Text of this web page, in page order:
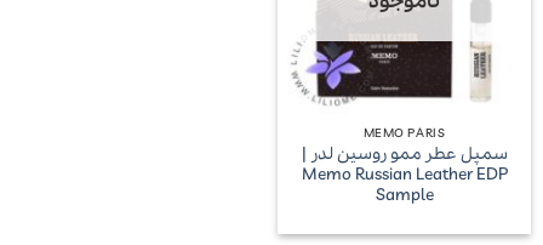
MEMO PARIS
سمپل عطر ممو روسین لدر |
Memo Russian Leather EDP
Sample